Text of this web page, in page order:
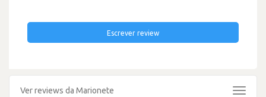
Escrever review
Ver reviews da Marionete
Toggle